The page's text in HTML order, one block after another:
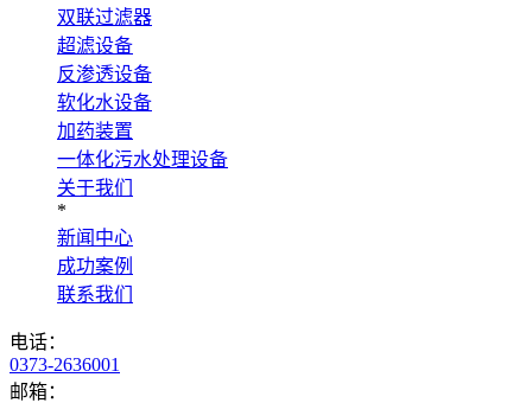
双联过滤器
超滤设备
反渗透设备
软化水设备
加药装置
一体化污水处理设备
关于我们
*
新闻中心
成功案例
联系我们
电话：
0373-2636001
邮箱：